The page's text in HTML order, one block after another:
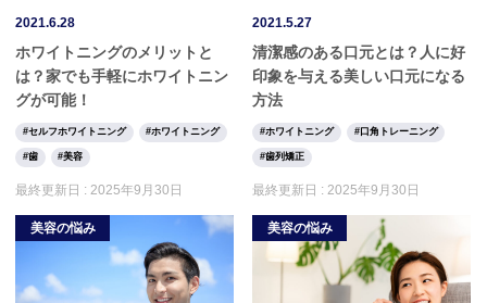
2021.6.28
ホワイトニングのメリットと
は？家でも手軽にホワイトニン
グが可能！
セルフホワイトニング ホワイトニング
歯 美容
最終更新日 : 2025年9月30日
2021.5.27
清潔感のある口元とは？人に好
印象を与える美しい口元になる
方法
ホワイトニング 口角トレーニング
歯列矯正
最終更新日 :2025年9月30日
美容の悩み 美容の悩み